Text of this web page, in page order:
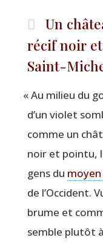
Un
récif noir
Saint-
«Au milieu du
d’un vio­let
comme un
noir et poin­tu,
gens du moyen
de l’Occident.
brume et
semble plu­tôt